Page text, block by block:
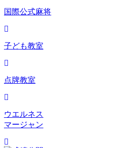
国際公式麻将
子ども教室
点牌教室
ウエルネス
マージャン